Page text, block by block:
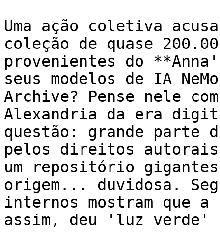
Uma ação coletiva
coleção de quase
provenientes do
seus modelos de IA
Archive? Pense nele
Alexandria da era
questão: grande parte
pelos direitos
um repositório
origem... duvidosa.
internos mostram que
assim, deu 'luz verde'